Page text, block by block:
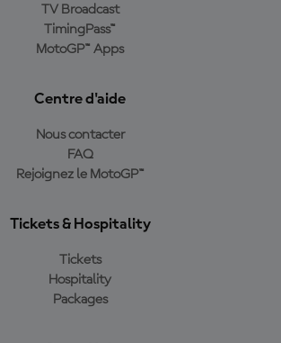
TV Broadcast
TimingPass™
MotoGP™ Apps
Centre d'aide
Nous contacter
FAQ
Rejoignez le MotoGP™
Tickets & Hospitality
Tickets
Hospitality
Packages